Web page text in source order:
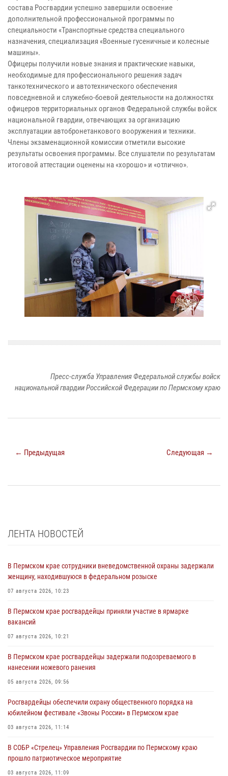
состава Росгвардии успешно завершили освоение
дополнительной профессиональной программы по
специальности «Транспортные средства специального
назначения, специализация «Военные гусеничные и колесные
машины».
Офицеры получили новые знания и практические навыки,
необходимые для профессионального решения задач
танкотехнического и автотехнического обеспечения
повседневной и служебно-боевой деятельности на должностях
офицеров территориальных органов Федеральной службы войск
национальной гвардии, отвечающих за организацию
эксплуатации автобронетанкового вооружения и техники.
Члены экзаменационной комиссии отметили высокие
результаты освоения программы. Все слушатели по результатам
итоговой аттестации оценены на «хорошо» и «отлично».
Пресс-служба Управления Федеральной службы войск
национальной гвардии Российской Федерации по Пермскому краю
← Предыдущая Следующая →
ЛЕНТА НОВОСТЕЙ
В Пермском крае сотрудники вневедомственной охраны задержали
женщину, находившуюся в федеральном розыске
07 августа 2026, 10:23
В Пермском крае росгвардейцы приняли участие в ярмарке
вакансий
07 августа 2026, 10:21
В Пермском крае росгвардейцы задержали подозреваемого в
нанесении ножевого ранения
05 августа 2026, 09:56
Росгвардейцы обеспечили охрану общественного порядка на
юбилейном фестивале «Звоны России» в Пермском крае
03 августа 2026, 11:14
В СОБР «Стрелец» Управления Росгвардии по Пермскому краю
прошло патриотическое мероприятие
03 августа 2026, 11:09